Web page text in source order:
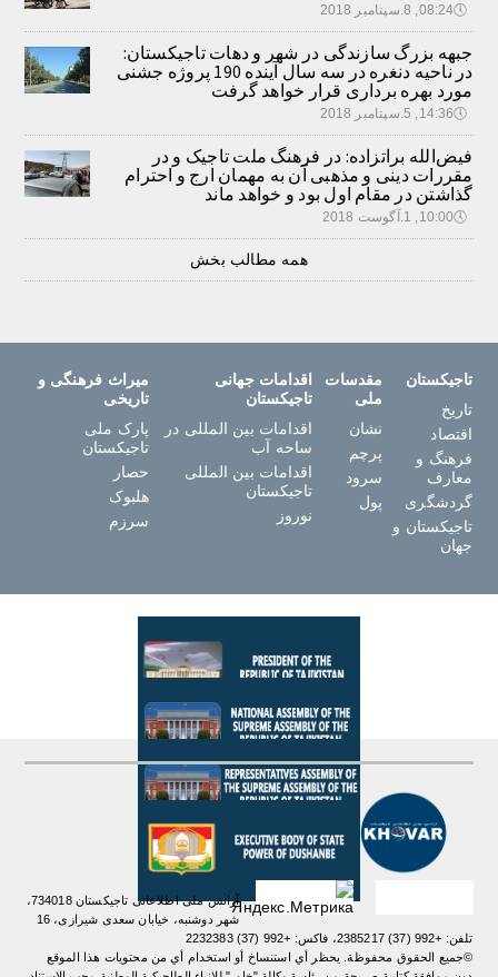
🕔08:24, 8.سپتامبر 2018
جبهه بزرگ سازندگی در شهر و دهات تاجیکستان:
در ناحیه دنغره در سه سال آینده 190 پروژه جشنی
مورد بهره برداری قرار خواهد گرفت
🕔14:36, 5.سپتامبر 2018
فیض‌الله براتزاده: در فرهنگ ملت تاجیک و در
مقررات دینی و مذهبی آن به مهمان ارج و احترام
گذاشتن در مقام اول بود و خواهد ماند
🕔10:00, 1.آگوست 2018
همه مطالب بخش
تاجیکستان
تاریخ
اقتصاد
فرهنگ و
معارف
گردشگری
تاجیکستان و
جهان
مقدسات
ملی
نشان
پرچم
سرود
پول
اقدامات جهانی
تاجیکستان
اقدامات بین المللی در
ساحه آب
اقدامات بین المللی
تاجیکستان
نوروز
میراث فرهنگی و
تاریخی
پارک ملی
تاجیکستان
حصار
هلبوک
سرزم
آژانس ملی اطلاعاتی تاجیکستان 734018،
شهر دوشنبه، خیابان سعدی شیرازی، 16
تلفن: +992 (37) 2385217، فاکس: +992 (37) 2232383
©جميع الحقوق محفوظة. يحظر أي استنساخ أو استخدام أي من محتويات هذا الموقع